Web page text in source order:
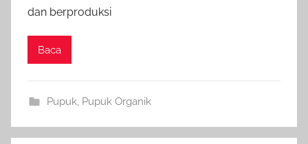
dan berproduksi
Baca
Pupuk, Pupuk Organik